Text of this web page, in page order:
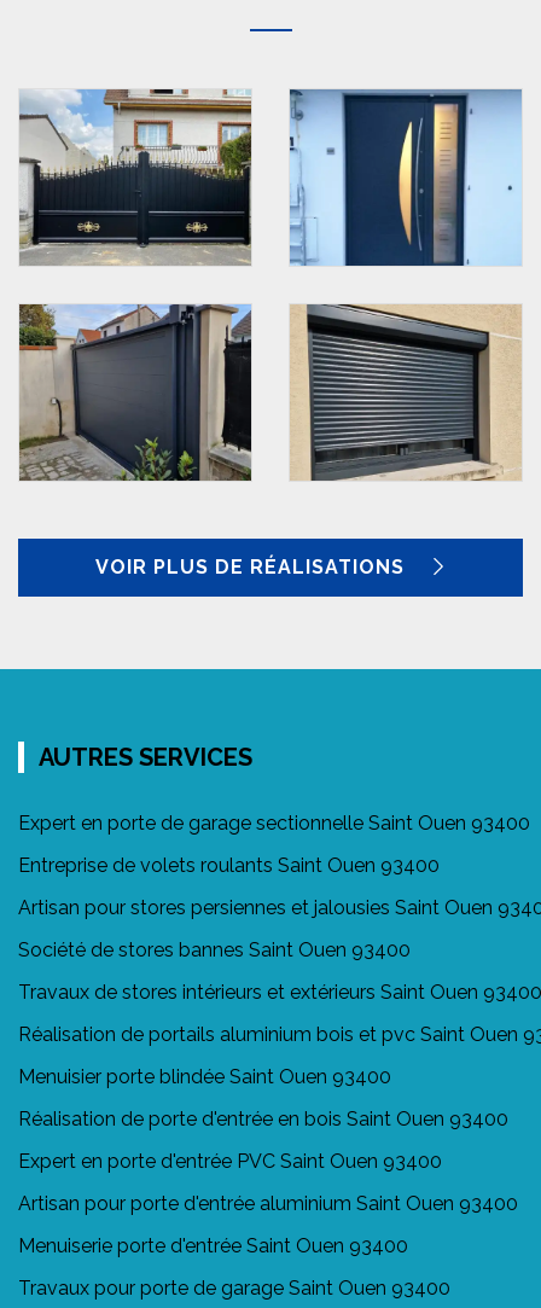
VOIR PLUS DE RÉALISATIONS
AUTRES SERVICES
Expert en porte de garage sectionnelle Saint Ouen 93400
Entreprise de volets roulants Saint Ouen 93400
Artisan pour stores persiennes et jalousies Saint Ouen
Société de stores bannes Saint Ouen 93400
Travaux de stores intérieurs et extérieurs Saint Ouen 93400
Réalisation de portails aluminium bois et pvc Saint Ouen
Menuisier porte blindée Saint Ouen 93400
Réalisation de porte d'entrée en bois Saint Ouen 93400
Expert en porte d'entrée PVC Saint Ouen 93400
Artisan pour porte d'entrée aluminium Saint Ouen 93400
Menuiserie porte d'entrée Saint Ouen 93400
Travaux pour porte de garage Saint Ouen 93400